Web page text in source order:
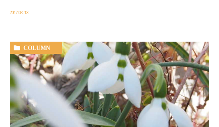
2017.03.13
COLUMN